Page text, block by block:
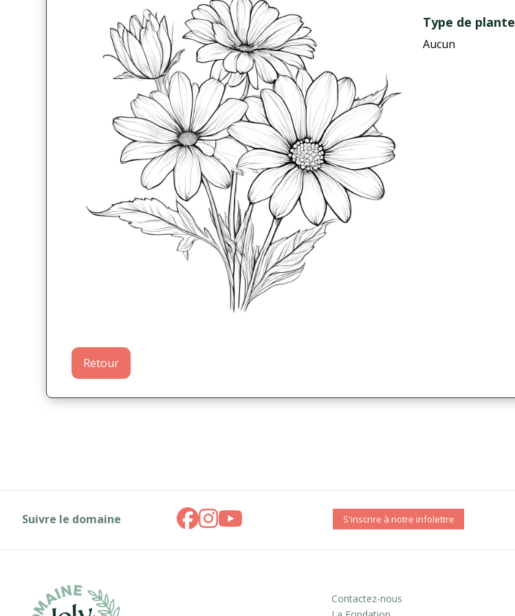
Type de plante
Aucun
Retour
Suivre le domaine S'inscrire à notre infolettre
Contactez-nous